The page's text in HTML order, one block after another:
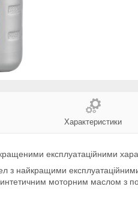
Характеристики
експлуатаційними
з найкращими
моторним маслом з